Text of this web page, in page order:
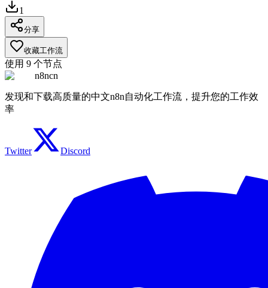
1
分享
收藏工作流
使用 9 个节点
n8ncn
发现和下载高质量的中文n8n自动化工作流，提升您的工作效
率
Twitter Discord